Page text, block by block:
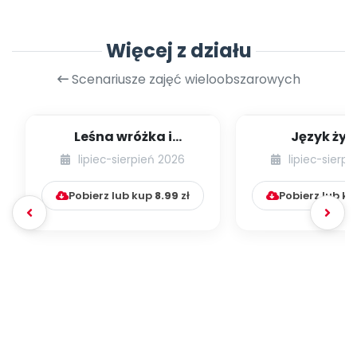
Więcej z działu
Scenariusze zajęć wieloobszarowych
Leśna wróżka i
przyjaciele
lipiec-sierpień 2026
Pobierz lub kup 8.99 zł
Język
lipiec-
Pobierz lub